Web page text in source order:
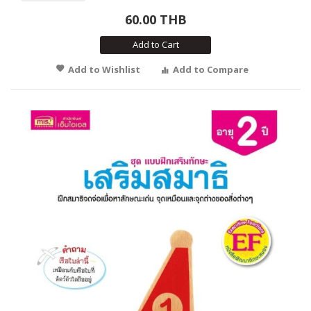
60.00 THB
Add to Cart
Add to Wishlist
Add to Compare